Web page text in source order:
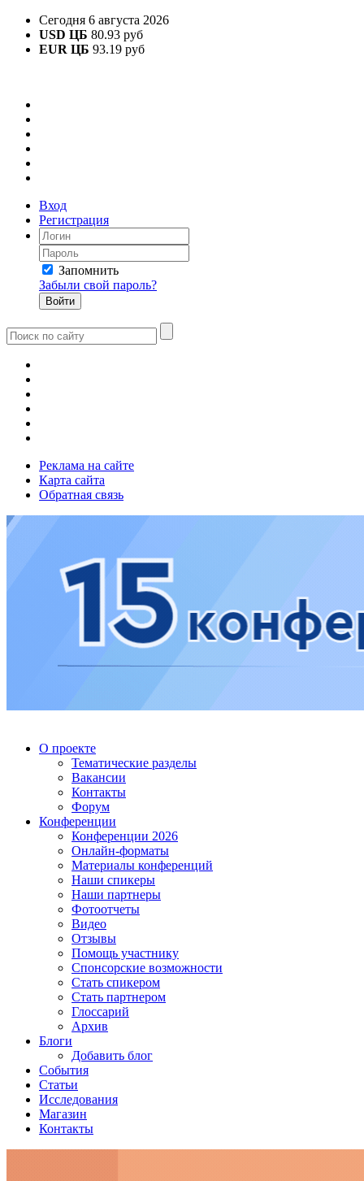
Сегодня 6 августа 2026
USD ЦБ 80.93 руб
EUR ЦБ 93.19 руб
Вход
Регистрация
Запомнить
Забыли свой пароль?
Реклама на сайте
Карта сайта
Обратная связь
О проекте
Тематические разделы
Вакансии
Контакты
Форум
Конференции
Конференции 2026
Онлайн-форматы
Материалы конференций
Наши спикеры
Наши партнеры
Фотоотчеты
Видео
Отзывы
Помощь участнику
Спонсорские возможности
Стать спикером
Стать партнером
Глоссарий
Архив
Блоги
Добавить блог
События
Статьи
Исследования
Магазин
Контакты